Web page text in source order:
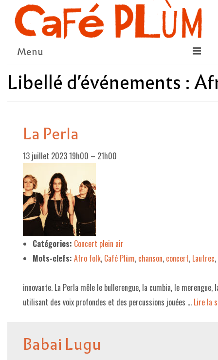
Menu
LE PROJET
NOUS SOUTENIR
LE PROGRAMME
DÉTAIL DES ÉVÉNEMENTS
LA SAISON CULTURELLE
AMI·ES ARTISTES
LE PROJET DE TERRITOIRE
LE CAFÉ/RESTO
LA CARTE
LA LIBRAIRIE
Libellé d'événements :
La Perla
13 juillet 2023 19h00 – 21h00
Catégories: Concert plein air
Mots-clefs: Afro folk, Café Plùm, chanson, concert, Lautrec,
innovante. La Perla mêle le bullerengue, la cumbia, le
utilisant des voix profondes et des percussions jouées … Lire la
Babai Lugu